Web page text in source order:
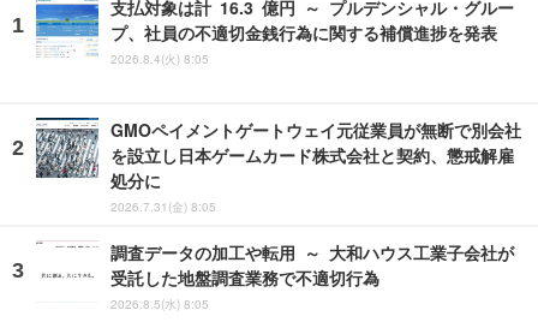
支払対象は計 16.3 億円 ～ プルデンシャル・グルー
プ、社員の不適切金銭行為に関する補償進捗を発表
2026.8.4(火) 8:05
GMOペイメントゲートウェイ元従業員が無断で別会社
を設立し日本ゲームカード株式会社と契約、懲戒解雇
処分に
2026.7.31(金) 8:05
調査データの加工や転用 ～ 大和ハウス工業子会社が
受託した地盤調査業務で不適切行為
2026.8.5(水) 8:05